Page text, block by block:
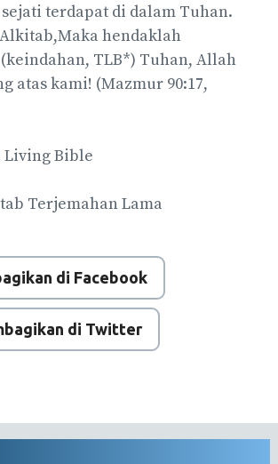
terdapat di dalam Tuhan.
hendaklah
TLB*) Tuhan, Allah
atas kami! (Mazmur 90:17,
Living Bible
Terjemahan Lama
di Facebook
di Twitter